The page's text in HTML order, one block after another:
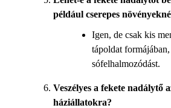
például cserepes
Igen, de csak kis
tápoldat
sófelhalmozódást.
Veszélyes a fekete nadálytő
háziállatokra?